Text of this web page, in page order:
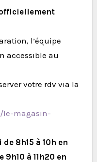
l’équipe
accessible au
votre rdv via la
le-magasin-
8h15 à 10h en
9h10 à 11h20 en